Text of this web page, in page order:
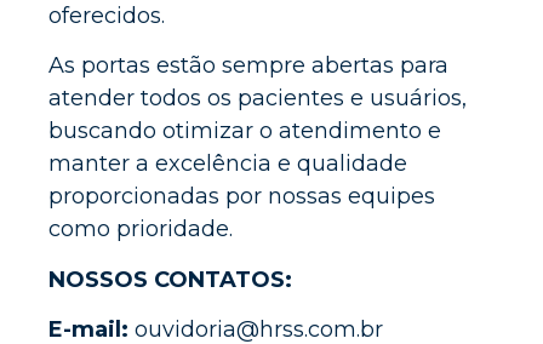
oferecidos.
As portas estão sempre abertas para
atender todos os pacientes e usuários,
buscando otimizar o atendimento e
manter a excelência e qualidade
proporcionadas por nossas equipes
como prioridade.
NOSSOS CONTATOS:
E-mail: ouvidoria@hrss.com.br